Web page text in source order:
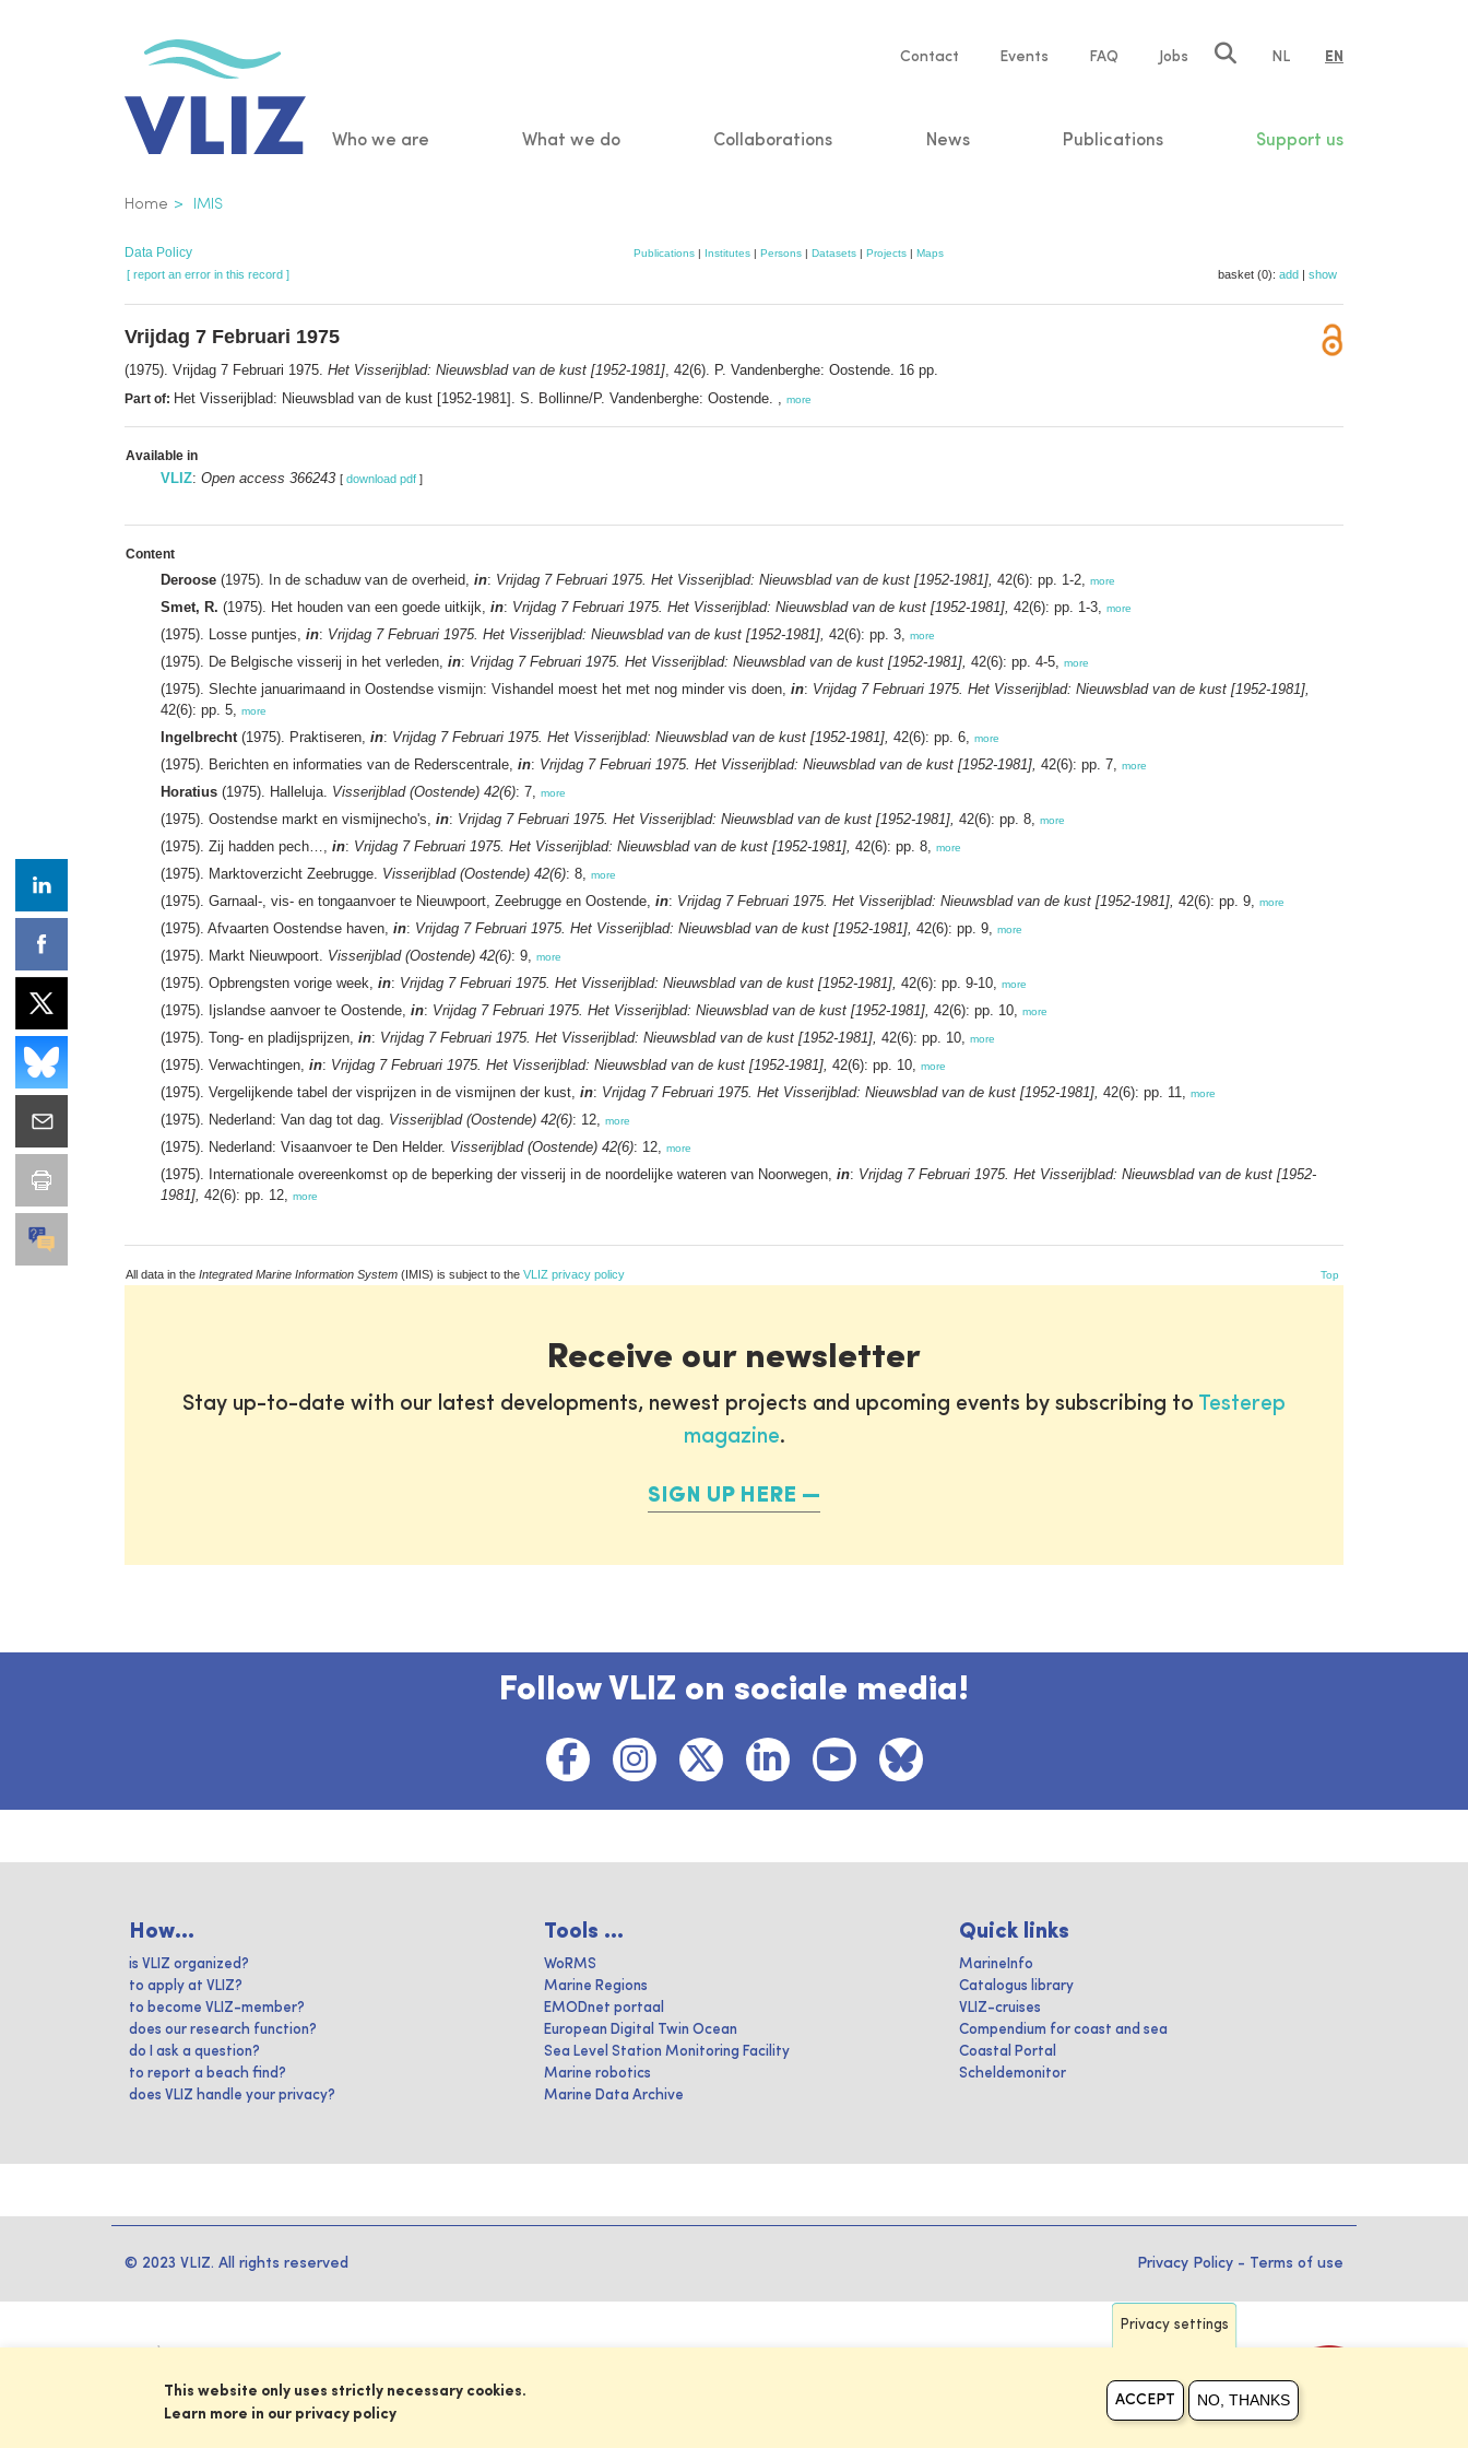
Service
Contact Events FAQ Jobs NL EN
Main
Who we are What we do Collaborations News Publications Support us
Breadcrumb
Home IMIS
Data Policy Publications | Institutes | Persons | Datasets | Projects | Maps
[ report an error in this record ] basket (0): add | show
Vrijdag 7 Februari 1975
(1975). Vrijdag 7 Februari 1975. Het Visserijblad: Nieuwsblad van de kust [1952-1981] , 42(6). P. Vandenberghe: Oostende. 16 pp.
Part of: Het Visserijblad: Nieuwsblad van de kust [1952-1981]. S. Bollinne/P. Vandenberghe: Oostende. , more
Available in
VLIZ: Open access 366243 [ download pdf ]
Content
Deroose (1975). In de schaduw van de overheid, in: Vrijdag 7 Februari 1975. Het Visserijblad: Nieuwsblad van de kust [1952-1981], 42(6): pp. 1-2, more
Smet, R. (1975). Het houden van een goede uitkijk, in: Vrijdag 7 Februari 1975. Het Visserijblad: Nieuwsblad van de kust [1952-1981], 42(6): pp. 1-3, more
(1975). Losse puntjes, in: Vrijdag 7 Februari 1975. Het Visserijblad: Nieuwsblad van de kust [1952-1981], 42(6): pp. 3, more
(1975). De Belgische visserij in het verleden, in: Vrijdag 7 Februari 1975. Het Visserijblad: Nieuwsblad van de kust [1952-1981], 42(6): pp. 4-5, more
(1975). Slechte januarimaand in Oostendse vismijn: Vishandel moest het met nog minder vis doen, in: Vrijdag 7 Februari 1975. Het Visserijblad: Nieuwsblad van de kust [1952-1981],
42(6): pp. 5,
more
Ingelbrecht (1975). Praktiseren, in: Vrijdag 7 Februari 1975. Het Visserijblad: Nieuwsblad van de kust [1952-1981], 42(6): pp. 6, more
(1975). Berichten en informaties van de Rederscentrale, in: Vrijdag 7 Februari 1975. Het Visserijblad: Nieuwsblad van de kust [1952-1981], 42(6): pp. 7, more
Horatius (1975). Halleluja. Visserijblad (Oostende) 42(6): 7, more
(1975). Oostendse markt en vismijnecho's, in: Vrijdag 7 Februari 1975. Het Visserijblad: Nieuwsblad van de kust [1952-1981], 42(6): pp. 8, more
(1975). Zij hadden pech…, in: Vrijdag 7 Februari 1975. Het Visserijblad: Nieuwsblad van de kust [1952-1981], 42(6): pp. 8, more
(1975). Marktoverzicht Zeebrugge. Visserijblad (Oostende) 42(6): 8, more
(1975). Garnaal-, vis- en tongaanvoer te Nieuwpoort, Zeebrugge en Oostende, in: Vrijdag 7 Februari 1975. Het Visserijblad: Nieuwsblad van de kust [1952-1981], 42(6): pp. 9, more
(1975). Afvaarten Oostendse haven, in: Vrijdag 7 Februari 1975. Het Visserijblad: Nieuwsblad van de kust [1952-1981], 42(6): pp. 9, more
(1975). Markt Nieuwpoort. Visserijblad (Oostende) 42(6): 9, more
(1975). Opbrengsten vorige week, in: Vrijdag 7 Februari 1975. Het Visserijblad: Nieuwsblad van de kust [1952-1981], 42(6): pp. 9-10, more
(1975). Ijslandse aanvoer te Oostende, in: Vrijdag 7 Februari 1975. Het Visserijblad: Nieuwsblad van de kust [1952-1981], 42(6): pp. 10, more
(1975). Tong- en pladijsprijzen, in: Vrijdag 7 Februari 1975. Het Visserijblad: Nieuwsblad van de kust [1952-1981], 42(6): pp. 10, more
(1975). Verwachtingen, in: Vrijdag 7 Februari 1975. Het Visserijblad: Nieuwsblad van de kust [1952-1981], 42(6): pp. 10, more
(1975). Vergelijkende tabel der visprijzen in de vismijnen der kust, in: Vrijdag 7 Februari 1975. Het Visserijblad: Nieuwsblad van de kust [1952-1981], 42(6): pp. 11, more
(1975). Nederland: Van dag tot dag. Visserijblad (Oostende) 42(6): 12, more
(1975). Nederland: Visaanvoer te Den Helder. Visserijblad (Oostende) 42(6): 12, more
(1975). Internationale overeenkomst op de beperking der visserij in de noordelijke wateren van Noorwegen, in: Vrijdag 7 Februari 1975. Het Visserijblad: Nieuwsblad van de kust [1952-
1981], 42(6): pp. 12, more
All data in the Integrated Marine Information System (IMIS) is subject to the VLIZ privacy policy Top
Receive our newsletter
Stay up-to-date with our latest developments, newest projects and upcoming events by subscribing to Testerep
magazine.
SIGN UP HERE
Follow VLIZ on sociale media!
How...
is VLIZ organized?
to apply at VLIZ?
to become VLIZ-member?
does our research function?
do I ask a question?
to report a beach find?
does VLIZ handle your privacy?
Tools ...
WoRMS
Marine Regions
EMODnet portaal
European Digital Twin Ocean
Sea Level Station Monitoring Facility
Marine robotics
Marine Data Archive
Quick links
MarineInfo
Catalogus library
VLIZ-cruises
Compendium for coast and sea
Coastal Portal
Scheldemonitor
© 2023 VLIZ. All rights reserved Privacy Policy - Terms of use
Privacy settings
This website only uses strictly necessary cookies.
Learn more in our privacy policy
ACCEPT NO, THANKS